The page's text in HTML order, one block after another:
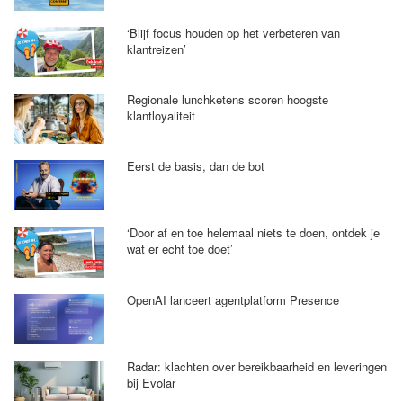
‘Blijf focus houden op het verbeteren van
klantreizen’
Regionale lunchketens scoren hoogste
klantloyaliteit
Eerst de basis, dan de bot
‘Door af en toe helemaal niets te doen, ontdek je
wat er echt toe doet’
OpenAI lanceert agentplatform Presence
Radar: klachten over bereikbaarheid en leveringen
bij Evolar